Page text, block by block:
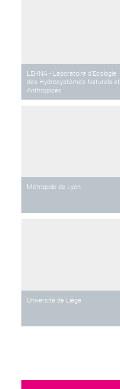
LEHNA - Laboratoire d'Ecologie
des Hydrosystèmes Naturels et
Anthropisés
Métropole de Lyon
Université de Liège